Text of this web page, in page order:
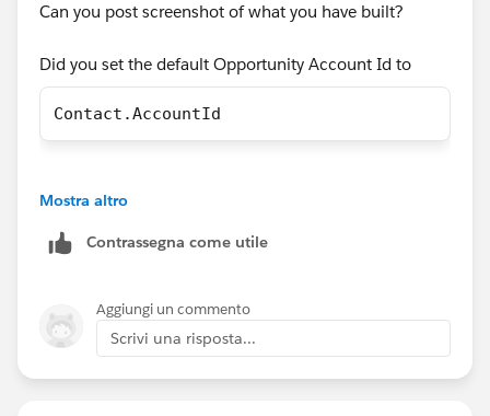
Can you post screenshot of what you have built?
Did you set the default Opportunity Account Id to
Contact.AccountId
Mostra altro
Contrassegna come utile
Aggiungi un commento
Scrivi una risposta...